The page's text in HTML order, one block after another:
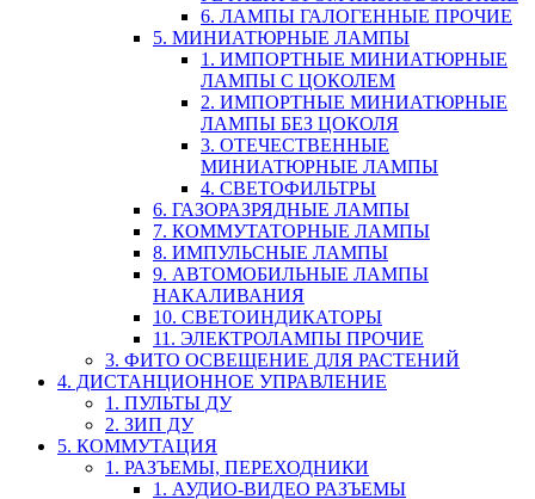
6. ЛАМПЫ ГАЛОГЕННЫЕ ПРОЧИЕ
5. МИНИАТЮРНЫЕ ЛАМПЫ
1. ИМПОРТНЫЕ МИНИАТЮРНЫЕ
ЛАМПЫ С ЦОКОЛЕМ
2. ИМПОРТНЫЕ МИНИАТЮРНЫЕ
ЛАМПЫ БЕЗ ЦОКОЛЯ
3. ОТЕЧЕСТВЕННЫЕ
МИНИАТЮРНЫЕ ЛАМПЫ
4. СВЕТОФИЛЬТРЫ
6. ГАЗОРАЗРЯДНЫЕ ЛАМПЫ
7. КОММУТАТОРНЫЕ ЛАМПЫ
8. ИМПУЛЬСНЫЕ ЛАМПЫ
9. АВТОМОБИЛЬНЫЕ ЛАМПЫ
НАКАЛИВАНИЯ
10. СВЕТОИНДИКАТОРЫ
11. ЭЛЕКТРОЛАМПЫ ПРОЧИЕ
3. ФИТО ОСВЕЩЕНИЕ ДЛЯ РАСТЕНИЙ
4. ДИСТАНЦИОННОЕ УПРАВЛЕНИЕ
1. ПУЛЬТЫ ДУ
2. ЗИП ДУ
5. КОММУТАЦИЯ
1. РАЗЪЕМЫ, ПЕРЕХОДНИКИ
1. АУДИО-ВИДЕО РАЗЪЕМЫ